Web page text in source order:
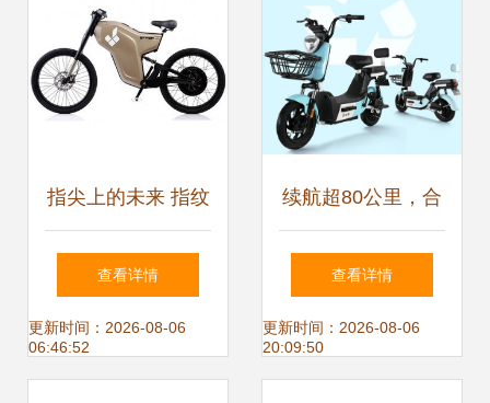
指尖上的未来 指纹
驱动电动自行车的
革命性出行
查看详情
更新时间：2026-08-06
06:46:52
续航超80公里，合
规上牌 两款值得关
注的电动自行车推
查看详情
更新时间：2026-08-06
20:09:50